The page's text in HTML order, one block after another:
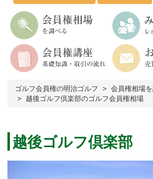
ゴルフ会員権の明治ゴルフ
会員権相場
越後ゴルフ倶楽部のゴルフ会員権相場
越後ゴルフ倶楽部